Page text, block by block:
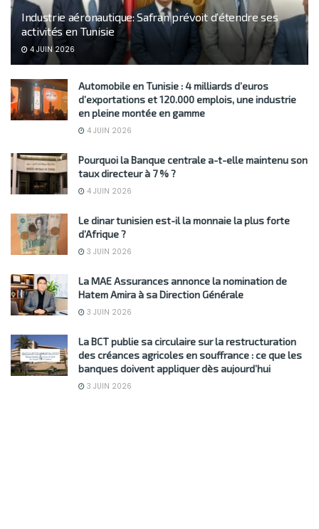
Industrie aéronautique: Safran prévoit d’étendre ses
activités en Tunisie
4 JUIN 2026
Automobile en Tunisie : 4 milliards d’euros
d’exportations et 120.000 emplois, une industrie
en pleine montée en gamme
4 JUIN 2026
Pourquoi la Banque centrale a-t-elle maintenu son
taux directeur à 7 % ?
4 JUIN 2026
Le dinar tunisien est-il la monnaie la plus forte
d’Afrique ?
3 JUIN 2026
La MAE Assurances annonce la nomination de
Hatem Amira à sa Direction Générale
3 JUIN 2026
La BCT publie sa circulaire sur la restructuration
des créances agricoles en souffrance : ce que les
banques doivent appliquer dès aujourd’hui
3 JUIN 2026